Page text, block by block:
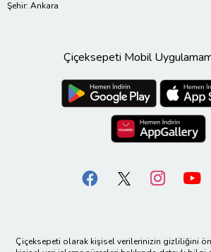
Şehir: Ankara
Çiçeksepeti Mobil
Çiçeksepeti olarak kişisel verilerinizin gizliliğini